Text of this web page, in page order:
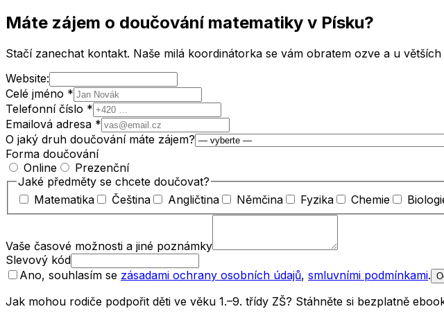
Máte zájem o doučování matematiky v Písku?
Stačí zanechat kontakt. Naše milá koordinátorka se vám obratem ozve a u
Website:
Celé jméno *
Telefonní číslo *
Emailová adresa *
O jaký druh doučování máte zájem?
Forma doučování
Online
Prezenční
Jaké předměty se chcete doučovat?
Matematika
Čeština Angličtina Němčina Fyzika Chemie
Vaše časové možnosti a jiné poznámky
Slevový kód
Ano, souhlasím se zásadami ochrany osobních údajů, smluvními podmínkami.
Jak mohou rodiče podpořit děti ve věku 1.–9. třídy ZŠ? Stáhněte si bezplatně